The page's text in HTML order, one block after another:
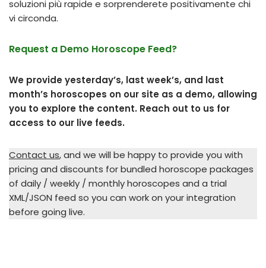
soluzioni più rapide e sorprenderete positivamente chi
vi circonda.
Request a Demo Horoscope Feed?
We provide yesterday’s, last week’s, and last
month’s horoscopes on our site as a demo, allowing
you to explore the content. Reach out to us for
access to our live feeds.
Contact us, and we will be happy to provide you with
pricing and discounts for bundled horoscope packages
of daily / weekly / monthly horoscopes and a trial
XML/JSON feed so you can work on your integration
before going live.